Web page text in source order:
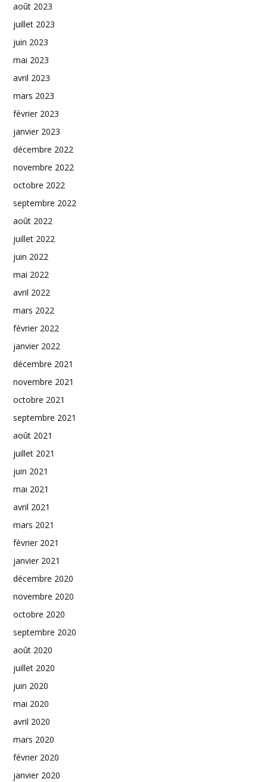
août 2023
juillet 2023
juin 2023
mai 2023
avril 2023
mars 2023
février 2023
janvier 2023
décembre 2022
novembre 2022
octobre 2022
septembre 2022
août 2022
juillet 2022
juin 2022
mai 2022
avril 2022
mars 2022
février 2022
janvier 2022
décembre 2021
novembre 2021
octobre 2021
septembre 2021
août 2021
juillet 2021
juin 2021
mai 2021
avril 2021
mars 2021
février 2021
janvier 2021
décembre 2020
novembre 2020
octobre 2020
septembre 2020
août 2020
juillet 2020
juin 2020
mai 2020
avril 2020
mars 2020
février 2020
janvier 2020